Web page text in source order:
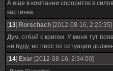
А еще в компании сорориток в
картинка.
[13] Rorschach [2012-08-16, 2:25:35]
Дум, отбой с кригом. У меня тут
не буду, но перс по ситуации
[14] Exar [2012-08-16, 2:34:00]